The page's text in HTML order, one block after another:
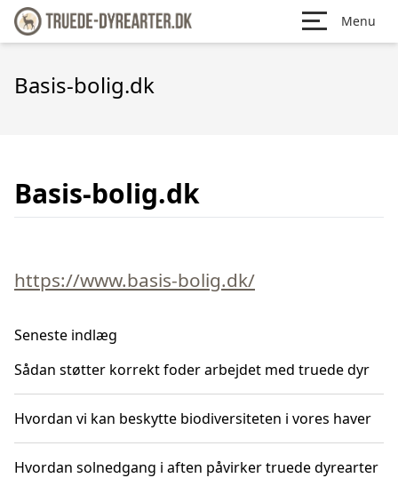
Menu
Basis-bolig.dk
Basis-bolig.dk
https://www.basis-bolig.dk/
Seneste indlæg
Sådan støtter korrekt foder arbejdet med truede dyr
Hvordan vi kan beskytte biodiversiteten i vores haver
Hvordan solnedgang i aften påvirker truede dyrearter